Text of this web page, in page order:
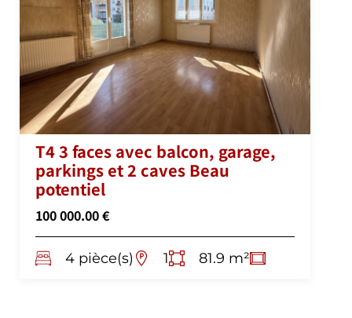
T4 3 faces avec balcon, garage,
parkings et 2 caves Beau
potentiel
100 000.00 €
4 pièce(s) 1 81.9 m²